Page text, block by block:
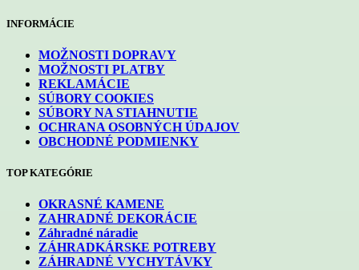
INFORMÁCIE
MOŽNOSTI DOPRAVY
MOŽNOSTI PLATBY
REKLAMÁCIE
SÚBORY COOKIES
SÚBORY NA STIAHNUTIE
OCHRANA OSOBNÝCH ÚDAJOV
OBCHODNÉ PODMIENKY
TOP KATEGÓRIE
OKRASNÉ KAMENE
ZAHRADNÉ DEKORÁCIE
Záhradné náradie
ZÁHRADKÁRSKE POTREBY
ZÁHRADNÉ VYCHYTÁVKY